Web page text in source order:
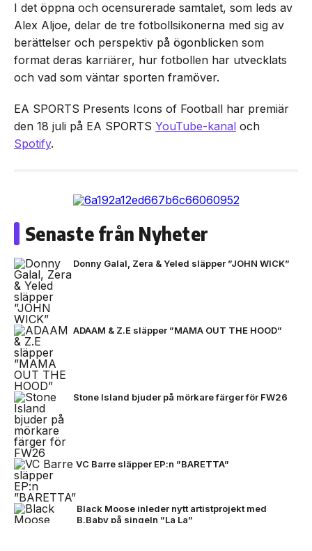
I det öppna och ocensurerade samtalet, som leds av
Alex Aljoe, delar de tre fotbollsikonerna med sig av
berättelser och perspektiv på ögonblicken som
format deras karriärer, hur fotbollen har utvecklats
och vad som väntar sporten framöver.
EA SPORTS Presents Icons of Football har premiär
den 18 juli på EA SPORTS YouTube-kanal och
Spotify.
Senaste från Nyheter
Donny Galal, Zera & Yeled släpper ”JOHN WICK”
ADAAM & Z.E släpper ”MAMA OUT THE HOOD”
Stone Island bjuder på mörkare färger för FW26
VC Barre släpper EP:n ”BARETTA”
Black Moose inleder nytt artistprojekt med
B.Baby på singeln ”La La”